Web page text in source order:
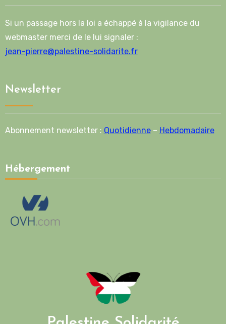
Si un passage hors la loi a échappé à la vigilance du
webmaster merci de le lui signaler :
jean-pierre@palestine-solidarite.fr
Newsletter
Abonnement newsletter : Quotidienne– Hebdomadaire
Hébergement